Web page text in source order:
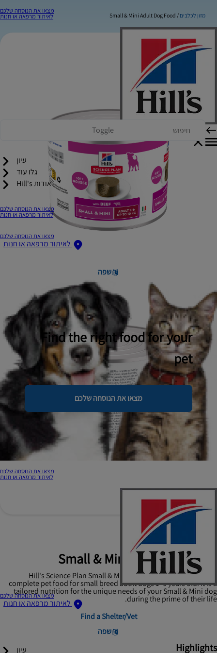
מצאו את הנוסחה שלכם
לאיתור מרפאה או חנות
Toggle
עיון
גלו עוד
אודות Hill's
מצאו את הנוסחה שלכם
לאיתור מרפאה או חנות
מצאו את הנוסחה שלכם
לאיתור מרפאה או חנות
שפה
Find the right food for your
pet
מצאו את הנוסחה שלכם
מצאו את הנוסחה שלכם
לאיתור מרפאה או חנות
מצאו את הנוסחה שלכם
לאיתור מרפאה או חנות
שפה
עיון
מזון לכלבים Small & Mini Adult Dog Food
Hill's Science Plan
Small & Mini Adult Dog Food
Hill's Science Plan Small & Mini Adult Mousse with Beef is a
complete pet food for small breed adult dogs 1–6 years old. It is a
tailored nutrition for the unique needs of your Small & Mini dog
during the prime of their life.
Find a Shelter/Vet
Highlights